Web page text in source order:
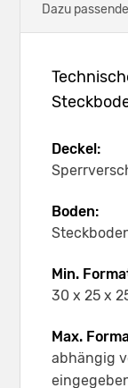
Dazu
Deckel:
Boden:
Min.
30 x 25 x
Max.
abhängig